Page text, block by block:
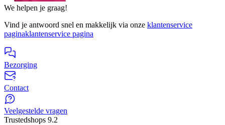
We helpen je graag!
Vind je antwoord snel en makkelijk via onze klantenservice
paginaklantenservice pagina
Bezorging
Contact
Veelgestelde vragen
Trustedshops 9.2